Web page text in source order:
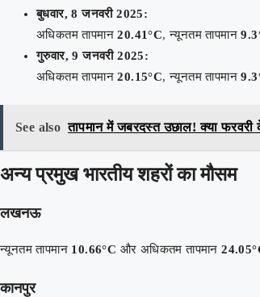
बुधवार, 8 जनवरी 2025:
अधिकतम तापमान20.41°C, न्यूनतम तापमान
गुरुवार, 9 जनवरी 2025:
अधिकतम तापमान20.15°C, न्यूनतम तापमान
See also तापमान में जबरदस्त उछाल! क्या फरवरी
अन्य प्रमुख भारतीय शहरों का मौसम
लखनऊ
न्यूनतम तापमान 10.66°C और अधिकतम तापमान
कानपुर